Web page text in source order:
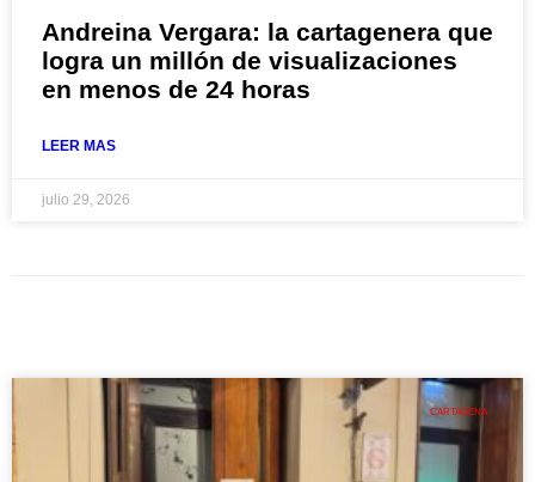
Andreina Vergara: la cartagenera que
logra un millón de visualizaciones
en menos de 24 horas
LEER MAS
julio 29, 2026
CARTAGENA